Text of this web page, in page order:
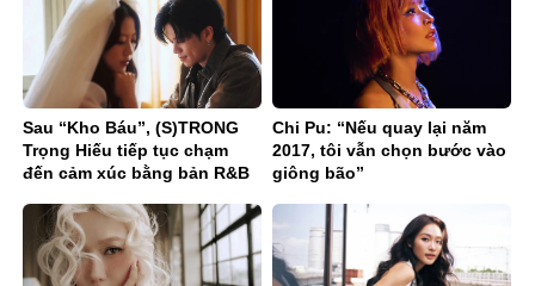
Sau “Kho Báu”, (S)TRONG
Trọng Hiếu tiếp tục chạm
đến cảm xúc bằng bản R&B
Chi Pu: “Nếu quay lại năm
2017, tôi vẫn chọn bước vào
giông bão”